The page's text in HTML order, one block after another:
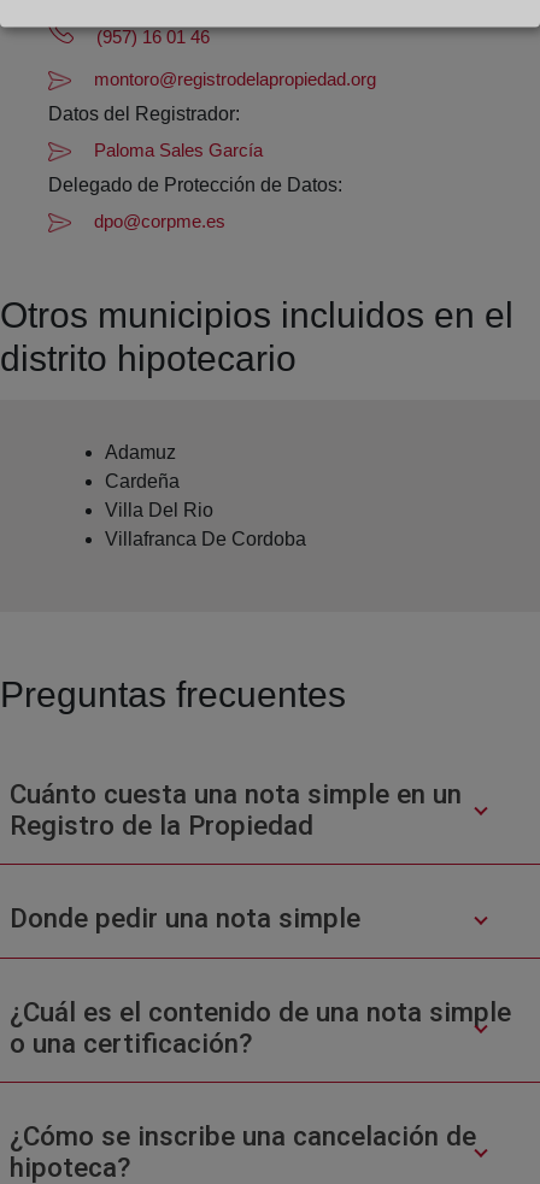
(957) 16 01 46
montoro@registrodelapropiedad.org
Datos del Registrador:
Paloma Sales García
Delegado de Protección de Datos:
dpo@corpme.es
Otros municipios incluidos en el
distrito hipotecario
Adamuz
Cardeña
Villa Del Rio
Villafranca De Cordoba
Preguntas frecuentes
Cuánto cuesta una nota simple en un
Registro de la Propiedad
Donde pedir una nota simple
¿Cuál es el contenido de una nota simple
o una certificación?
¿Cómo se inscribe una cancelación de
hipoteca?